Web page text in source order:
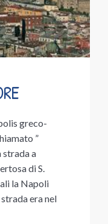
greco-
”
strada a
di S.
la Napoli
era nel